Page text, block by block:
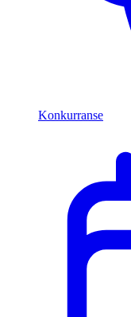
Konkurranse